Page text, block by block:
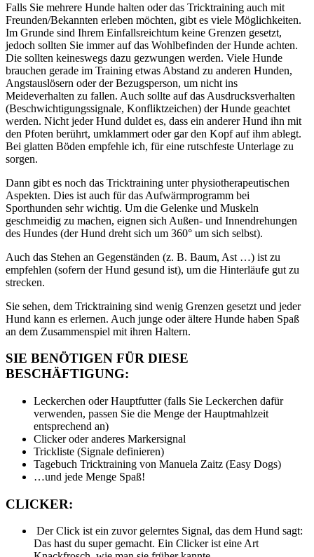
Falls Sie mehrere Hunde halten oder das Tricktraining auch mit
Freunden/Bekannten erleben möchten, gibt es viele Möglichkeiten.
Im Grunde sind Ihrem Einfallsreichtum keine Grenzen gesetzt,
jedoch sollten Sie immer auf das Wohlbefinden der Hunde achten.
Die sollten keineswegs dazu gezwungen werden. Viele Hunde
brauchen gerade im Training etwas Abstand zu anderen Hunden,
Angstauslösern oder der Bezugsperson, um nicht ins
Meideverhalten zu fallen. Auch sollte auf das Ausdrucksverhalten
(Beschwichtigungssignale, Konfliktzeichen) der Hunde geachtet
werden. Nicht jeder Hund duldet es, dass ein anderer Hund ihn mit
den Pfoten berührt, umklammert oder gar den Kopf auf ihm ablegt.
Bei glatten Böden empfehle ich, für eine rutschfeste Unterlage zu
sorgen.
Dann gibt es noch das Tricktraining unter physiotherapeutischen
Aspekten. Dies ist auch für das Aufwärmprogramm bei
Sporthunden sehr wichtig. Um die Gelenke und Muskeln
geschmeidig zu machen, eignen sich Außen- und Innendrehungen
des Hundes (der Hund dreht sich um 360° um sich selbst).
Auch das Stehen an Gegenständen (z. B. Baum, Ast …) ist zu
empfehlen (sofern der Hund gesund ist), um die Hinterläufe gut zu
strecken.
Sie sehen, dem Tricktraining sind wenig Grenzen gesetzt und jeder
Hund kann es erlernen. Auch junge oder ältere Hunde haben Spaß
an dem Zusammenspiel mit ihren Haltern.
SIE BENÖTIGEN FÜR DIESE
BESCHÄFTIGUNG:
Leckerchen oder Hauptfutter (falls Sie Leckerchen dafür
verwenden, passen Sie die Menge der Hauptmahlzeit
entsprechend an)
Clicker oder anderes Markersignal
Trickliste (Signale definieren)
Tagebuch Tricktraining von Manuela Zaitz (Easy Dogs)
…und jede Menge Spaß!
CLICKER:
Der Click ist ein zuvor gelerntes Signal, das dem Hund sagt:
Das hast du super gemacht. Ein Clicker ist eine Art